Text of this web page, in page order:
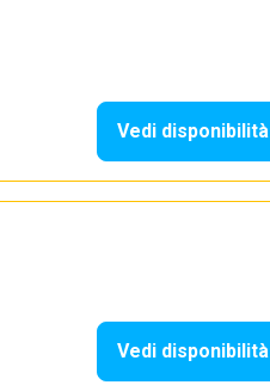
Vedi disponibilità
Vedi disponibilità